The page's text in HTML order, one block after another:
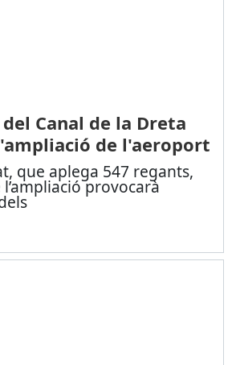
del Canal de la Dreta
de l'aeroport
que aplega 547 regants,
provocarà